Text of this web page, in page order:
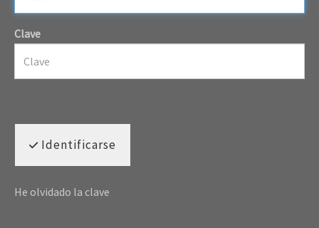
Clave
Identificarse
He olvidado la clave